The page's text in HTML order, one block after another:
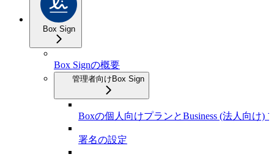
Box Sign
Box Signの概要
管理者向けBox Sign
Boxの個人向けプランとBusiness (法人向け)
署名の設定